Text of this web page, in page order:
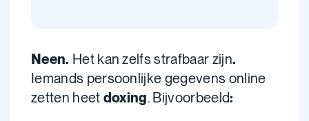
Neen. Het kan zelfs strafbaar zijn.
Iemands persoonlijke gegevens online
zetten heet doxing. Bijvoorbeeld: